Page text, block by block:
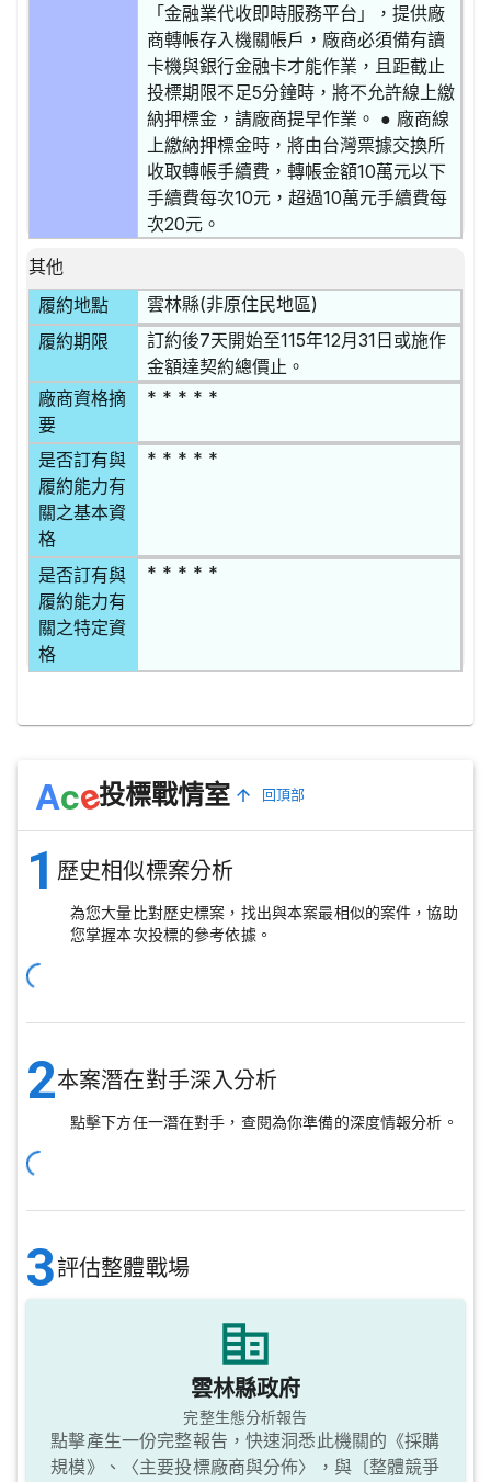
「金融業代收即時服務平台」，提供廠
商轉帳存入機關帳戶，廠商必須備有讀
卡機與銀行金融卡才能作業，且距截止
投標期限不足5分鐘時，將不允許線上繳
納押標金，請廠商提早作業。 ● 廠商線
上繳納押標金時，將由台灣票據交換所
收取轉帳手續費，轉帳金額10萬元以下
手續費每次10元，超過10萬元手續費每
次20元。
其他
履約地點
雲林縣(非原住民地區)
履約期限
訂約後7天開始至115年12月31日或施作
金額達契約總價止。
廠商資格摘
要
* * * * *
是否訂有與
履約能力有
關之基本資
格
* * * * *
是否訂有與
履約能力有
關之特定資
格
* * * * *
Ace投標戰情室 回頂部
1 歷史相似標案分析
為您大量比對歷史標案，找出與本案最相似的案件，協助
您掌握本次投標的參考依據。
2本案潛在對手深入分析
點擊下方任一潛在對手，查閱為你準備的深度情報分析。
3評估整體戰場
雲林縣政府
完整生態分析報告
點擊產生一份完整報告，快速洞悉此機關的《採購
規模》、〈主要投標廠商與分佈〉，與〔整體競爭